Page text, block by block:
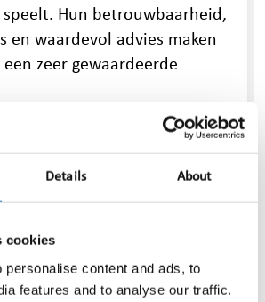
Details About
cookies
personalise content and ads, to
features and to analyse our traffic.
Hun betrouwbaarheid,
en waardevol advies maken
zeer gewaardeerde
2 3